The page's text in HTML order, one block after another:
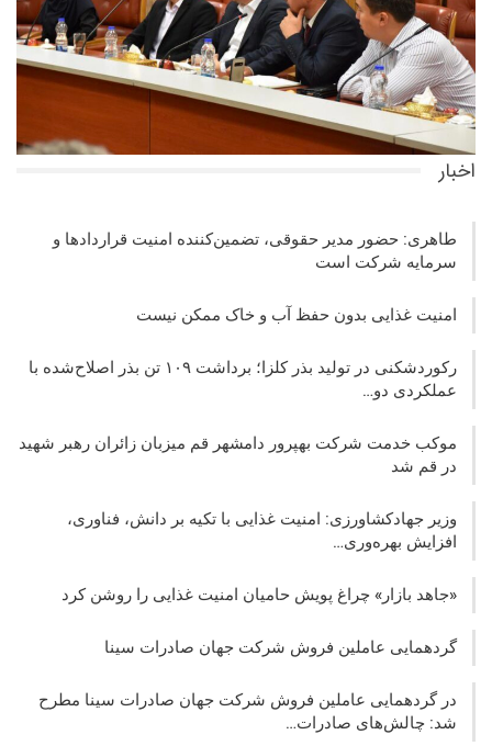
اخبار
طاهری: حضور مدیر حقوقی، تضمین‌کننده امنیت قراردادها و
سرمایه شرکت‌ است
امنیت غذایی بدون حفظ آب و خاک ممکن نیست
رکوردشکنی در تولید بذر کلزا؛ برداشت ۱۰۹ تن بذر اصلاح‌شده با
عملکردی دو…
موکب خدمت شرکت بهپرور دامشهر قم میزبان زائران رهبر شهید
در قم شد
وزیر جهادکشاورزی: امنیت غذایی با تکیه بر دانش، فناوری،
افزایش بهره‌وری…
«جاهد بازار» چراغ پویش حامیان امنیت غذایی را روشن کرد
گردهمایی عاملین فروش شرکت جهان صادرات سینا
در گردهمایی عاملین فروش شرکت جهان صادرات سینا مطرح
شد: چالش‌های صادرات…